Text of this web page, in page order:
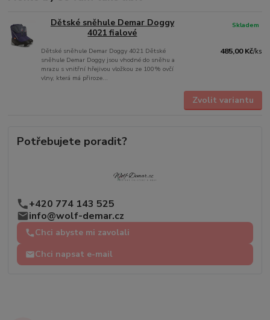
Dětské sněhule Demar Doggy
4021 fialové
Dětské sněhule Demar Doggy 4021 Dětské
sněhule Demar Doggy jsou vhodné do sněhu a
mrazu s vnitřní hřejivou vložkou ze 100% ovčí
vlny, která má přiroze...
485,00 Kč/ks
Skladem
Zvolit variantu
Potřebujete poradit?
+420 774 143 525
info@wolf-demar.cz
Chci abyste mi zavolali
Chci napsat e-mail